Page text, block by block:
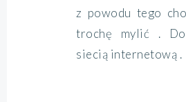
z powodu tego
trochę mylić . Do
siecią internetową .